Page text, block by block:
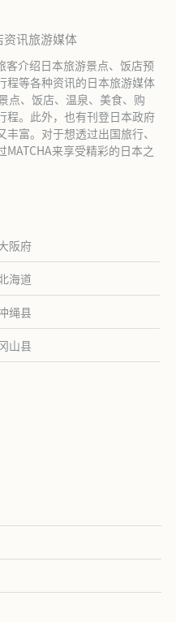
资讯旅游媒体
客介绍日本旅游景点、饭店预
程等各种资讯的日本旅游媒体
点、饭店、温泉、美食、购
程。此外，也有刊登日本政府
富。对于想透过出国旅行、
来享受精彩的日本之
阪府
海道
绳县
山县